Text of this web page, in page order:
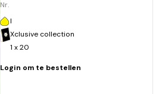
Nr.
I
Xclusive collection
1 x 20
Login om te bestellen